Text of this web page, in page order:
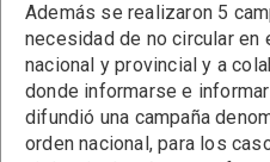
Además se realizaron 5
necesidad de no circular en
nacional y provincial y a
donde informarse e
difundió una campaña
orden nacional, para los